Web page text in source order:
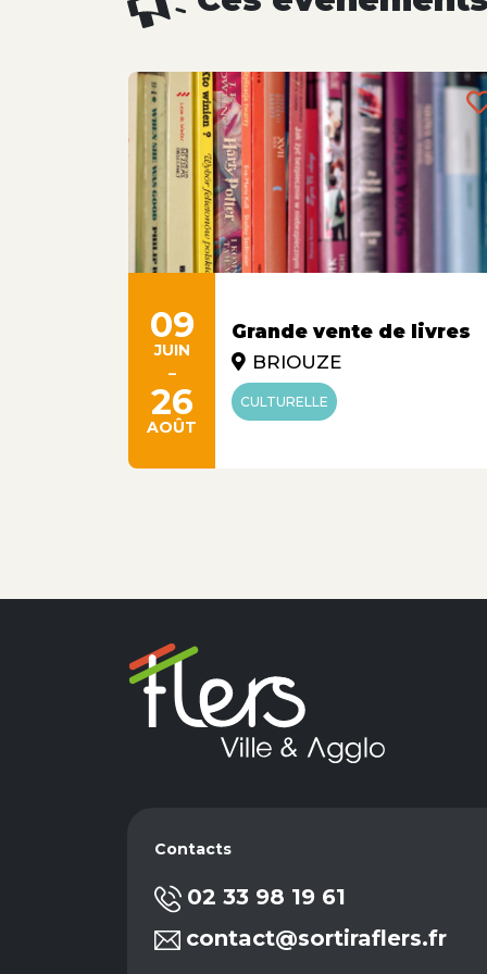
09
JUIN
-
26
AOÛT
Grande vente de livres
BRIOUZE
CULTURELLE
Contacts
02 33 98 19 61
contact@sortiraflers.fr